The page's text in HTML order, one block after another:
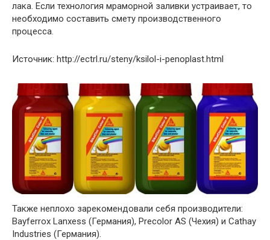
лака. Если технология мраморной заливки устраивает, то
необходимо составить смету производственного
процесса.
Источник: http://ectrl.ru/steny/ksilol-i-penoplast.html
Также неплохо зарекомендовали себя производители:
Bayferrox Lanxess (Германия), Precolor AS (Чехия) и Cathay
Industries (Германия).